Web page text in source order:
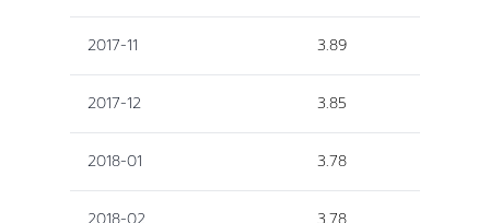
2017-11 3.89
2017-12 3.85
2018-01 3.78